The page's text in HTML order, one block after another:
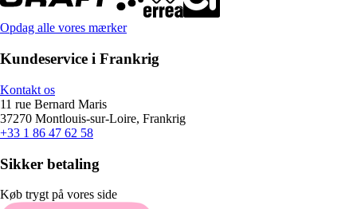
Opdag alle vores mærker
Kundeservice i Frankrig
Kontakt os
11 rue Bernard Maris
37270 Montlouis-sur-Loire, Frankrig
+33 1 86 47 62 58
Sikker betaling
Køb trygt på vores side